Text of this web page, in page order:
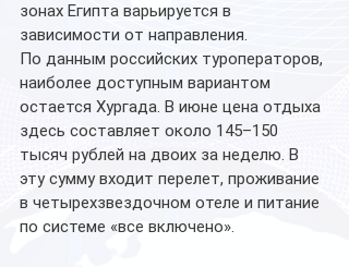
зонах Египта варьируется в
зависимости от направления.
По данным российских туроператоров,
наиболее доступным вариантом
остается Хургада. В июне цена отдыха
здесь составляет около 145–150
тысяч рублей на двоих за неделю. В
эту сумму входит перелет, проживание
в четырехзвездочном отеле и питание
по системе «все включено».